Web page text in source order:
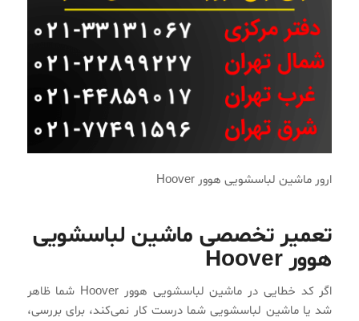
ارور ماشین لباسشویی هوور Hoover
تعمیر تخصصی ماشین لباسشویی
هوور Hoover
اگر کد خطایی در ماشین لباسشویی هوور Hoover شما ظاهر
شد یا ماشین لباسشویی شما درست کار نمی‌کند، برای بررسی،